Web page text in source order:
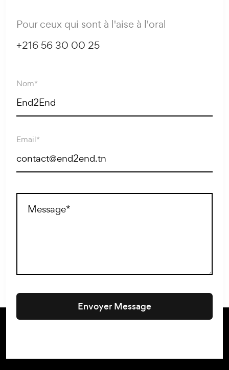
Pour ceux qui sont à l'aise à l'oral
+216 56 30 00 25
Nom*
Email*
Envoyer Message